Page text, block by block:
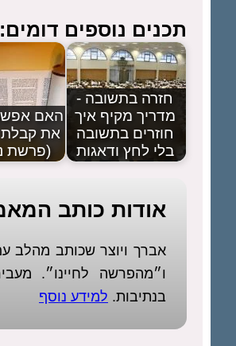
תכנים נוספים דומים:
חזרה בתשובה -
מדריך מקיף איך
חוזרים בתשובה
בלי לחץ ודאגות
האם
את קבלת
(פרשת
אודות כותב
אברך ויוצר שכותב
ו״מהפרשה לחיינו״.
בנתיבות. למידע נוסף